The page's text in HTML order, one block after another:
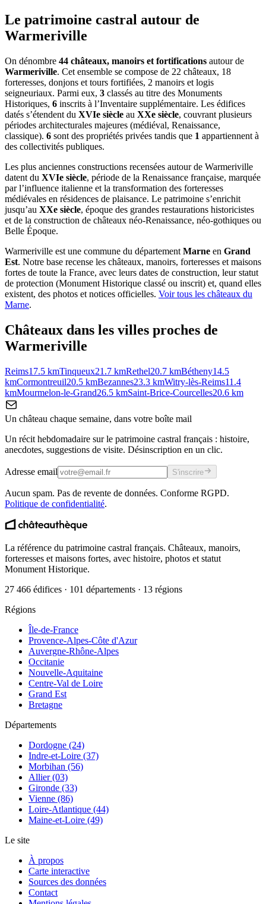
Le patrimoine castral autour de
Warmeriville
On dénombre 44 châteaux, manoirs et fortifications autour de
Warmeriville. Cet ensemble se compose de 22 châteaux, 18
forteresses, donjons et tours fortifiées, 2 manoirs et logis
seigneuriaux. Parmi eux, 3 classés au titre des Monuments
Historiques, 6 inscrits à l’Inventaire supplémentaire. Les édifices
datés s’étendent du XVIe siècle au XXe siècle, couvrant plusieurs
périodes architecturales majeures (médiéval, Renaissance,
classique). 6 sont des propriétés privées tandis que 1 appartiennent à
des collectivités publiques.
Les plus anciennes constructions recensées autour de Warmeriville
datent du XVIe siècle, période de la Renaissance française, marquée
par l’influence italienne et la transformation des forteresses
médiévales en résidences de plaisance. Le patrimoine s’enrichit
jusqu’au XXe siècle, époque des grandes restaurations historicistes
et de la construction de châteaux néo-Renaissance, néo-gothiques ou
Belle Époque.
Warmeriville est une commune du département Marne en Grand
Est. Notre base recense les châteaux, manoirs, forteresses et maisons
fortes de toute la France, avec leurs dates de construction, leur statut
de protection (Monument Historique classé ou inscrit) et, quand elles
existent, des photos et notices officielles. Voir tous les châteaux du
Marne.
Châteaux dans les villes proches de
Warmeriville
Reims17.5 kmTinqueux21.7 kmRethel20.7 kmBétheny14.5
kmCormontreuil20.5 kmBezannes23.3 kmWitry-lès-Reims11.4
kmMourmelon-le-Grand26.5 kmSaint-Brice-Courcelles20.6 km
Un château chaque semaine, dans votre boîte mail
Un récit hebdomadaire sur le patrimoine castral français : histoire,
anecdotes, suggestions de visite. Désinscription en un clic.
Adresse email S'inscrire
Aucun spam. Pas de revente de données. Conforme RGPD.
Politique de confidentialité.
La référence du patrimoine castral français. Châteaux, manoirs,
forteresses et maisons fortes, avec histoire, photos et statut
Monument Historique.
27 466 édifices · 101 départements · 13 régions
Régions
Île-de-France
Provence-Alpes-Côte d'Azur
Auvergne-Rhône-Alpes
Occitanie
Nouvelle-Aquitaine
Centre-Val de Loire
Grand Est
Bretagne
Départements
Dordogne (24)
Indre-et-Loire (37)
Morbihan (56)
Allier (03)
Gironde (33)
Vienne (86)
Loire-Atlantique (44)
Maine-et-Loire (49)
Le site
À propos
Carte interactive
Sources des données
Contact